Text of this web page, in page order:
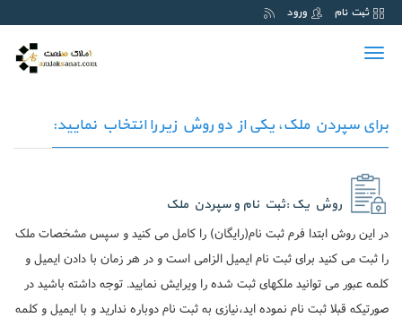
ثبت نام ورود
Toggle
برای سپردن ملک، یکی از دو روش زیر را انتخاب نمایید:
روش یک :ثبت نام و سپردن ملک
در این روش ابتدا فرم ثبت نام(رایگان) را کامل می کنید و سپس مشخصات ملک
را ثبت می کنید برای ثبت نام ایمیل الزامی است و در هر زمان با دادن ایمیل و
کلمه عبور می توانید ملکهای ثبت شده را ویرایش نمایید. توجه داشته باشید در
صورتیکه قبلا ثبت نام نموده اید،نیازی به ثبت نام دوباره ندارید و با ایمیل و کلمه